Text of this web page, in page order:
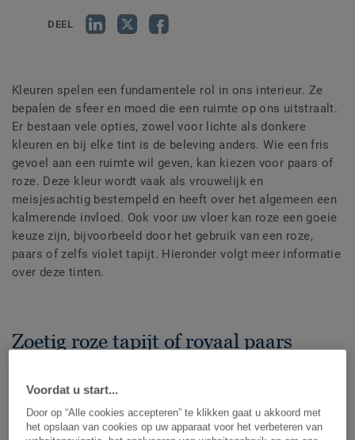
DEEL
Kleuren spelen een fundamentele rol in ons interieur. Ze
bepalen de sfeer en moed die een ruimte op ons uitstraalt.
Er bestaan vele opties, zowel voor lichte als donkere
kleuren en bij elke tint is de beleving anders. Wie een fris
gevoel aan een ruimte wil geven, kan kiezen voor paars of
roze. Deze kleur wordt vaak als vrouwelijk en
meisjesachtig bestempeld en heeft over het algemeen een
kalmerende invloed. Ook voor uw vloer kan roze een goeie
keuze zijn, bijvoorbeeld door het gebruik van een roze,
paars of zelfs violet tapijt. Hieronder volgt meer informatie
over deze tinten.
Zoetig roze tapijt of royaal paars
Voordat u start...
Door op “Alle cookies accepteren” te klikken gaat u akkoord met
het opslaan van cookies op uw apparaat voor het verbeteren van